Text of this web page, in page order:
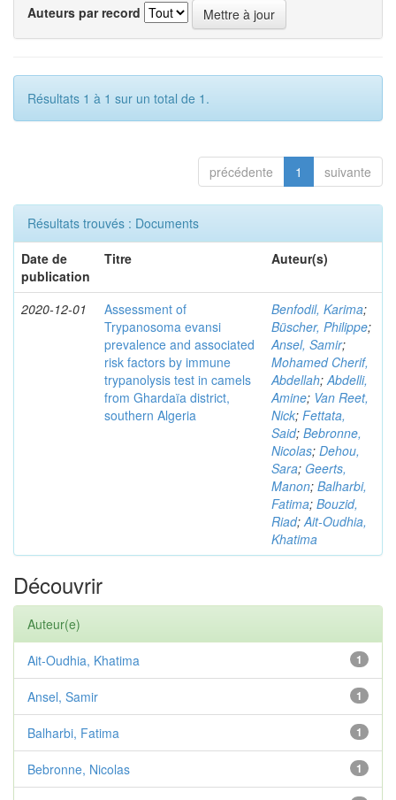
Auteurs par record
Résultats 1 à 1 sur un total de 1.
précédente 1 suivante
Résultats trouvés : Documents
Date de
publication
Titre Auteur(s)
2020-12-01
Assessment of
Trypanosoma evansi
prevalence and associated
risk factors by immune
trypanolysis test in camels
from Ghardaïa district,
southern Algeria
Benfodil, Karima;
Büscher, Philippe;
Ansel, Samir;
Mohamed Cherif,
Abdellah;Abdelli,
Amine; Van Reet,
Nick; Fettata,
Said; Bebronne,
Nicolas; Dehou,
Sara; Geerts,
Manon; Balharbi,
Fatima; Bouzid,
Riad;Ait-Oudhia,
Khatima
Découvrir
Auteur(e)
1
Ait-Oudhia, Khatima
1
Ansel, Samir
1
Balharbi, Fatima
1
Bebronne, Nicolas